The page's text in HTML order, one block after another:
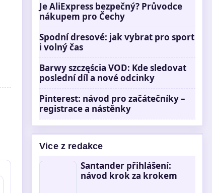
Je AliExpress bezpečný? Průvodce
nákupem pro Čechy
Spodní dresové: jak vybrat pro sport
i volný čas
Barwy szczęścia VOD: Kde sledovat
poslední díl a nové odcinky
Pinterest: návod pro začátečníky –
registrace a nástěnky
Vice z redakce
Santander přihlášení:
návod krok za krokem